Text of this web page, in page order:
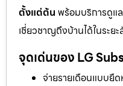
ตั้งแต่ต้น พร้อมบริการดูแ
เชี่ยวชาญถึงบ้านได้ในระ
จุดเด่นของ LG
จ่ายรายเดือนแบบยื